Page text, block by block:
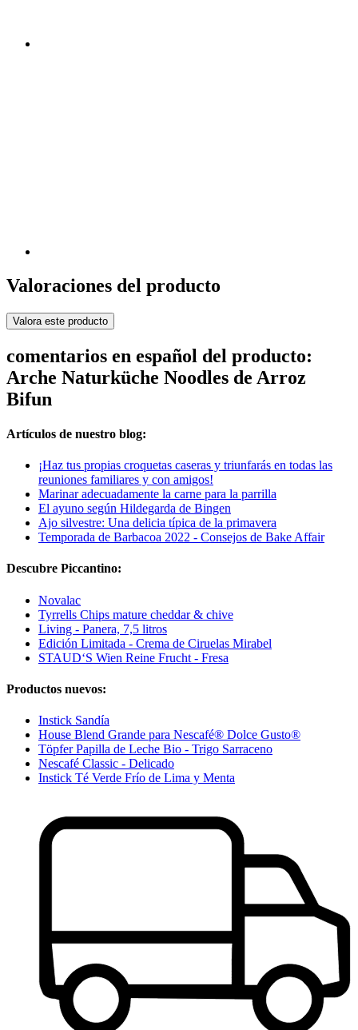
Valoraciones del producto
Valora este producto
comentarios en español del producto:
Arche Naturküche Noodles de Arroz
Bifun
Artículos de nuestro blog:
¡Haz tus propias croquetas caseras y triunfarás en todas las
reuniones familiares y con amigos!
Marinar adecuadamente la carne para la parrilla
El ayuno según Hildegarda de Bingen
Ajo silvestre: Una delicia típica de la primavera
Temporada de Barbacoa 2022 - Consejos de Bake Affair
Descubre Piccantino:
Novalac
Tyrrells Chips mature cheddar & chive
Living - Panera, 7,5 litros
Edición Limitada - Crema de Ciruelas Mirabel
STAUD‘S Wien Reine Frucht - Fresa
Productos nuevos:
Instick Sandía
House Blend Grande para Nescafé® Dolce Gusto®
Töpfer Papilla de Leche Bio - Trigo Sarraceno
Nescafé Classic - Delicado
Instick Té Verde Frío de Lima y Menta